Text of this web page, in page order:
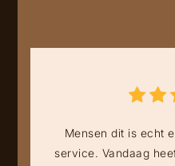
Mensen dit is echt
service. Vandaag